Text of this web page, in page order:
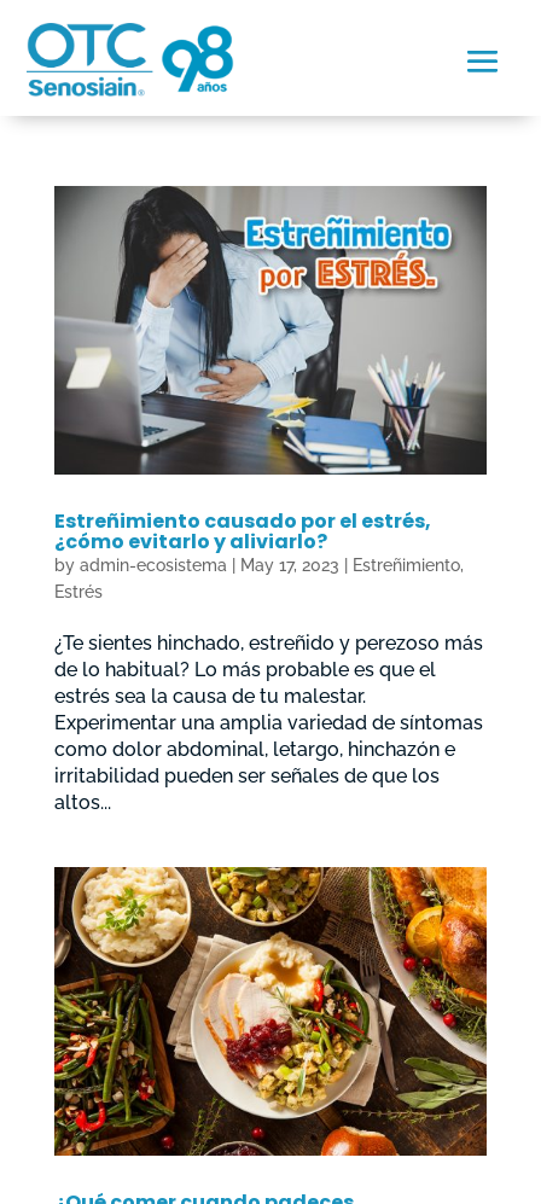
Estreñimiento causado por el estrés,
¿cómo evitarlo y aliviarlo?
by admin-ecosistema May 17, 2023 Estreñimiento,
Estrés
¿Te sientes hinchado, estreñido y perezoso más
de lo habitual? Lo más probable es que el
estrés sea la causa de tu malestar.
Experimentar una amplia variedad de síntomas
como dolor abdominal, letargo, hinchazón e
irritabilidad pueden ser señales de que los
altos...